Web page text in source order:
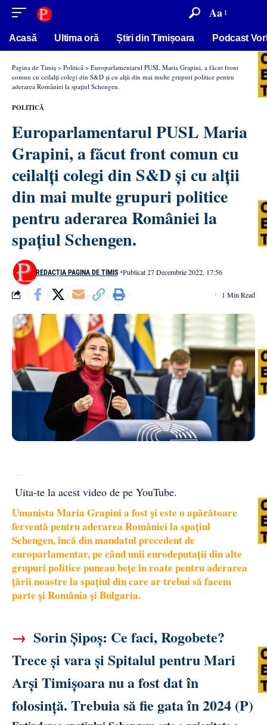
conținut Aa
Acasă Ultima oră Știri din Timișoara Podcast
Pagina de Timiș > Politică > Europarlamentarul PUSL Maria Grapini, a făcut front
comun cu ceilalți colegi din S&D și cu alții din mai multe grupuri politice pentru
aderarea României la spațiul Schengen.
POLITICĂ
Europarlamentarul PUSL Maria
Grapini, a făcut front comun cu
ceilalți colegi din S&D și cu alții
din mai multe grupuri politice
pentru aderarea României la
spațiul Schengen.
REDACȚIA PAGINA DE TIMIȘ Publicat 27 Decembrie 2022, 17:56
1 Min Read
Uita-te la acest video de pe YouTube.
Umanista Maria Grapini a fost și este o apărătoare
ferventă pentru aderarea României la spațiul
Schengen, încă din mandatul precedent de
europarlamentar, pe când unii eurodeputații din alte
grupuri politice puneau bețe în roate pentru aderarea
țării noastre la spațiul din care ar trebui să facem
parte și România și Bulgaria.
→ Sorin Șipoș: Ce faci, Rogobete?
Trece și vara și Spitalul pentru Mari
Arși Timișoara nu a fost dat în
folosință. Trebuia să fie gata în 2024 (P)